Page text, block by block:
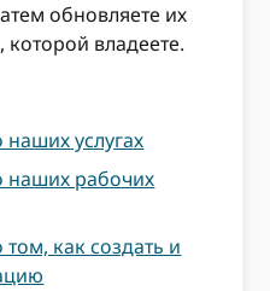
обновляете их
владеете.
услугах
наших рабочих
как создать и